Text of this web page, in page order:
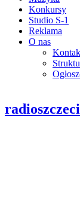
Konkursy
Studio S-1
Reklama
O nas